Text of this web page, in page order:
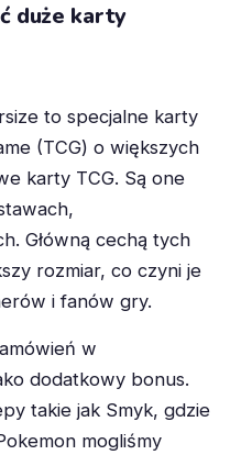
duże karty
to specjalne karty
(TCG) o większych
karty TCG. Są one
Główną cechą tych
rozmiar, co czyni je
i fanów gry.
w
dodatkowy bonus.
takie jak Smyk, gdzie
mogliśmy